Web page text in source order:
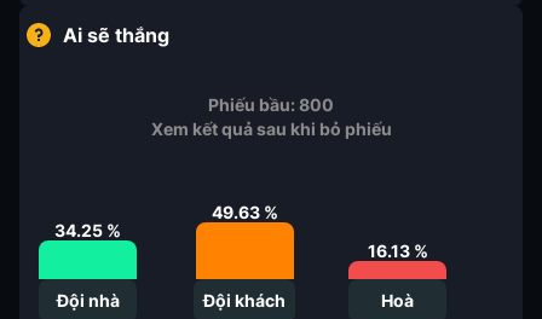
Ai sẽ thắng
Phiếu bầu:800
Xem kết quả sau khi bỏ phiếu
34.25 %
Đội nhà
49.63%
Đội khách
16.13%
Hoà